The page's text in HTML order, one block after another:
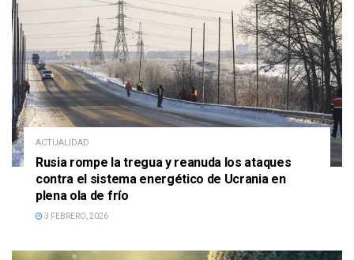
ACTUALIDAD
Rusia rompe la tregua y reanuda los ataques
contra el sistema energético de Ucrania en
plena ola de frío
3 FEBRERO, 2026